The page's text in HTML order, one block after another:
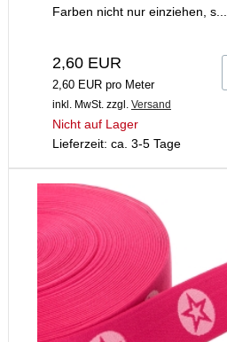
Farben nicht nur einziehen, s...
2,60 EUR
2,60 EUR pro Meter
inkl. MwSt. zzgl. Versand
Nicht auf Lager
Lieferzeit: ca. 3-5 Tage